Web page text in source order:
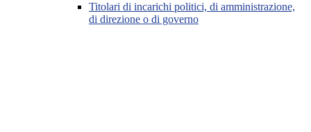
Titolari di incarichi politici, di amministrazione,
di direzione o di governo